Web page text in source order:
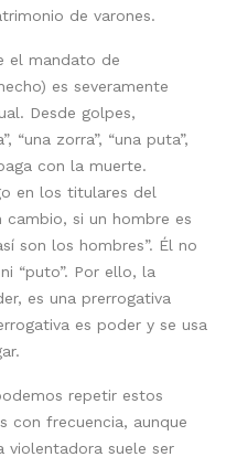
de varones.
el mandato de
es severamente
Desde golpes,
“una zorra”, “una puta”,
con la muerte.
en los titulares del
cambio, si un hombre es
son los hombres”. Él no
“puto”. Por ello, la
es una prerrogativa
es poder y se usa
repetir estos
con frecuencia, aunque
violentadora suele ser